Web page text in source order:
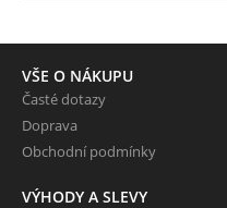
VŠE O NÁKUPU
Časté dotazy
Doprava
Obchodní podmínky
VÝHODY A SLEVY